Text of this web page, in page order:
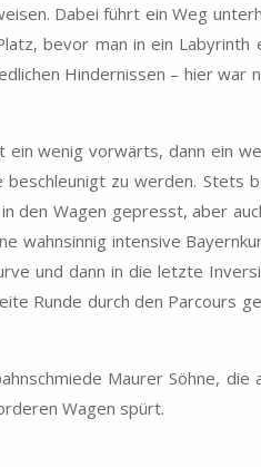
Dabei führt ein Weg
bevor man in ein
Hindernissen – hier war
wenig vorwärts, dann ein
zu werden. Stets
den Wagen gepresst, aber
wahnsinnig intensive
und dann in die letzte
Runde durch den Parcours
Maurer Söhne, die
Wagen spürt.